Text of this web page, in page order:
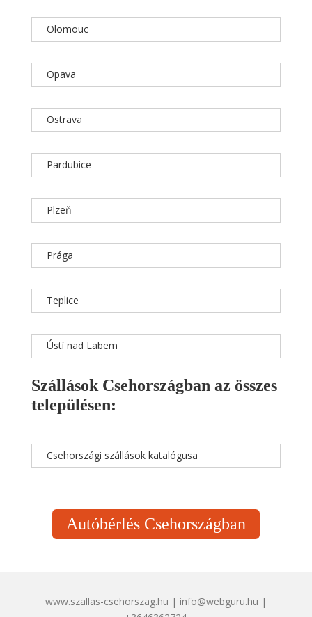
Olomouc
Opava
Ostrava
Pardubice
Plzeň
Prága
Teplice
Ústí nad Labem
Szállások Csehországban az összes
településen:
Csehországi szállások katalógusa
Autóbérlés Csehországban
www.szallas-csehorszag.hu | info@webguru.hu |